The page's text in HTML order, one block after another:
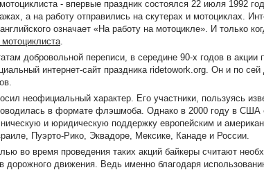
- впервые праздник состоялся 22 июля 1992
а на работу отправились на скутерах и мотоциклах.
означает «На работу на мотоцикле». И только
.
добровольной переписи, в середине 90-х годов в
интернет-сайт праздника ridetowork.org. Он и по
неофициальный характер. Его участники, пользуясь
в формате флэшмоба. Однако в 2000 году в США
и юридическую поддержку европейским и
Пуэрто-Рико, Эквадоре, Мексике, Канаде и России.
во время проведения таких акций байкеры считают
дорожного движения. Ведь именно благодаря